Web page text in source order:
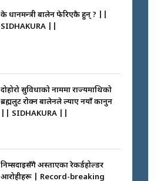
के प्रधानमन्त्री बालेन फेरिएकै हुन् ? ||
SIDHAKURA ||
दोहोरो सुविधाको नाममा राज्यमाथिको
ब्रह्मलुट रोक्न बालेनले ल्याए नयाँ कानुन
|| SIDHAKURA ||
निम्सदाइसँगै अस्ताएका रेकर्डहोल्डर
आरोहीहरू | Record-breaking